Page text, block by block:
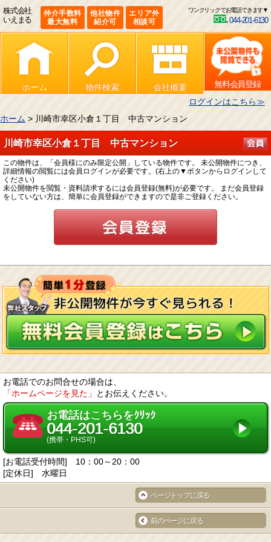
株式会社
いえまる
仲介手数料
最大無料
他社物件
紹介可
エリア外
相談可
ワンクリックでお電話できます▼
044-201-6130
ホーム 物件検索 会社概要
無料会員登録
ログインはこちら≫
ホーム > 川崎市幸区小倉１丁目 中古マンション
川崎市幸区小倉１丁目 中古マンション
この物件は、「会員様にのみ限定公開」している物件です。 未公開物件につき、
詳細情報の閲覧には会員ログインが必要です。(右上の▼ボタンからログインして
ください)
未公開物件を閲覧・資料請求するには会員登録(無料)が必要です。 まだ会員登録
をしていない方は、簡単に会員登録ができますので是非ご登録ください。
お電話でのお問合せの場合は、
「ホームページを見た」
とお伝えください。
お電話はこちらをｸﾘｯｸ
044-201-6130
(携帯・PHS可)
[お電話受付時間] 10：00～20：00
[定休日] 水曜日
ページトップに戻る
前のページに戻る